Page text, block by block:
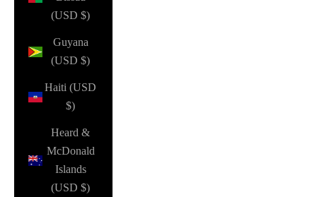
(USD $)
Guyana
(USD $)
Haiti (USD
$)
Heard &
McDonald
Islands
(USD $)